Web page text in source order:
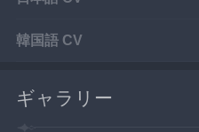
韓国語 CV
ギャラリー